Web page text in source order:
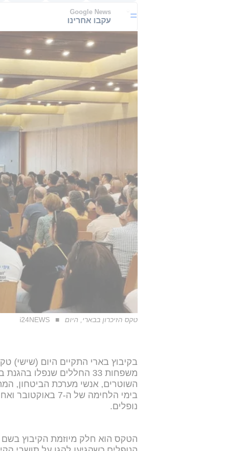
Google News
עקבו אחרינו
טקס הזיכרון בבארי, היום i24NEWS
בקיבוץ בארי התקיים היום (שישי)
השוטרים, אנשי מערכת הביטחון,
נופלים.
הטקס הוא חלק מיוזמת הקיבוץ בשם